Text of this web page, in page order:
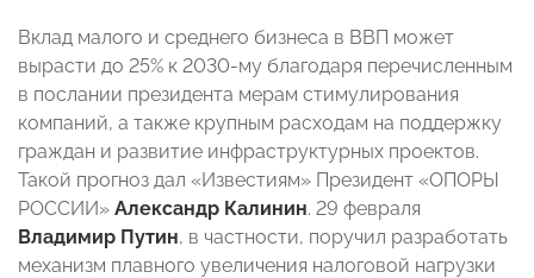
Вклад малого и среднего бизнеса в ВВП может
вырасти до 25% к 2030-му благодаря перечисленным
в послании президента мерам стимулирования
компаний, а также крупным расходам на поддержку
граждан и развитие инфраструктурных проектов.
Такой прогноз дал «Известиям» Президент «ОПОРЫ
РОССИИ» Александр Калинин. 29 февраля
Владимир Путин, в частности, поручил разработать
механизм плавного увеличения налоговой нагрузки